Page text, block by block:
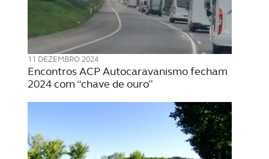
11 DEZEMBRO 2024
Encontros ACP Autocaravanismo fecham
2024 com “chave de ouro”